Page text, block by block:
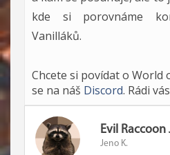
kde si porovnáme
Vanilláků.
Chcete si povídat o World
se na náš Discord. Rádi
Evil Raccoon
Jeno K.